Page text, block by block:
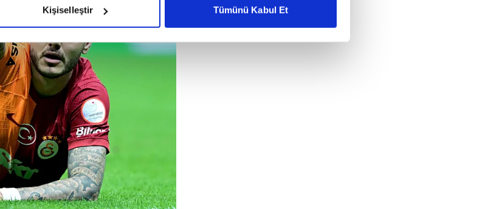
takdirde, kullanıcılara hedefli reklamlar gösterilmeyecektir."
Sitemizde kendimize ve üçüncü kişilere ait çerezler kullanılmaktadır. Bu
olup gerekli olan çerezler bilgi toplumu hizmetlerinin sunulması
daha işlevsel kılınması ve kişiselleştirilmesi ve sizlere yönelik
sınırlı olarak açık rızanız dahilinde kullanılacaktır.
vasıtasıyla belirleyebilirsiniz. Çerezlere ilişkin detaylı bilgi için Ayarlar
ziyaret edebilirsiniz.
uyarınca hazırlanmış Aydınlatma Metnimizi okumak ve sitemizde ilgili
bilgi almak için lütfen tıklayınız.
Kişiselleştir Tümünü Kabul Et